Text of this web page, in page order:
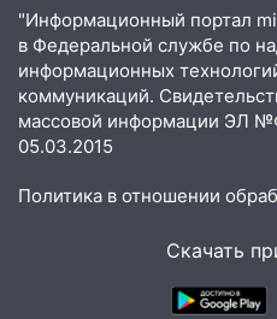
09:35 В Ульяновске
будут судить за
млн рублей
08:22
Подросток на
велосипедистку:
07:20
Жара
знойный и сухой
Под
пострадал 38-
"Информационный портал
в Федеральной службе по
информационных
коммуникаций.
массовой информации ЭЛ
05.03.2015
Политика в отношении
Скачать